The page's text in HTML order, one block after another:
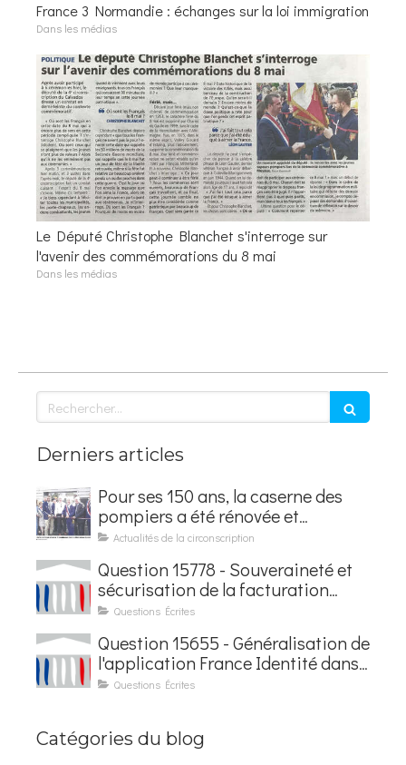
France 3 Normandie : échanges sur la loi immigration
Dans les médias
Le Député Christophe Blanchet s'interroge sur
l'avenir des commémorations du 8 mai
Dans les médias
Rechercher
Derniers articles
Pour ses 150 ans, la caserne des
pompiers a été rénovée et
baptisée au nom d'Hubert
Actualités de la circonscription
Question 15778 - Souveraineté et
sécurisation de la facturation
électronique
Questions Écrites
Question 15655 - Généralisation de
l'application France Identité dans
les contrôles du quotidien
Questions Écrites
Catégories du blog